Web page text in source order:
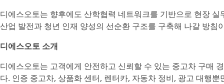
디에스오토는 향후에도 산학협력 네트워크를 기반으로 현장
산업 발전과 청년 인재 양성의 선순환 구조를 구축해 나갈 방침
디에스오토 소개
디에스오토는 고객에게 안전하고 신뢰할 수 있는 중고차 구매
다. 인증 중고차, 상품화 센터, 렌터카, 자동차 정비, 광고 대행